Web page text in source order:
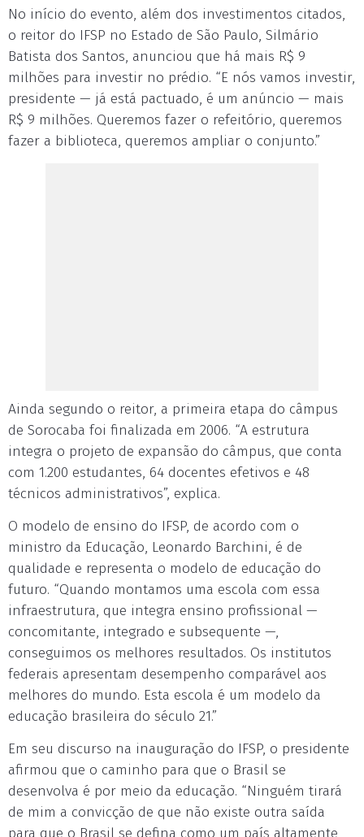
No início do evento, além dos investimentos citados,
o reitor do IFSP no Estado de São Paulo, Silmário
Batista dos Santos, anunciou que há mais R$ 9
milhões para investir no prédio. “E nós vamos investir,
presidente — já está pactuado, é um anúncio — mais
R$ 9 milhões. Queremos fazer o refeitório, queremos
fazer a biblioteca, queremos ampliar o conjunto.”
Ainda segundo o reitor, a primeira etapa do câmpus
de Sorocaba foi finalizada em 2006. “A estrutura
integra o projeto de expansão do câmpus, que conta
com 1.200 estudantes, 64 docentes efetivos e 48
técnicos administrativos”, explica.
O modelo de ensino do IFSP, de acordo com o
ministro da Educação, Leonardo Barchini, é de
qualidade e representa o modelo de educação do
futuro. “Quando montamos uma escola com essa
infraestrutura, que integra ensino profissional —
concomitante, integrado e subsequente —,
conseguimos os melhores resultados. Os institutos
federais apresentam desempenho comparável aos
melhores do mundo. Esta escola é um modelo da
educação brasileira do século 21.”
Em seu discurso na inauguração do IFSP, o presidente
afirmou que o caminho para que o Brasil se
desenvolva é por meio da educação. “Ninguém tirará
de mim a convicção de que não existe outra saída
para que o Brasil se defina como um país altamente